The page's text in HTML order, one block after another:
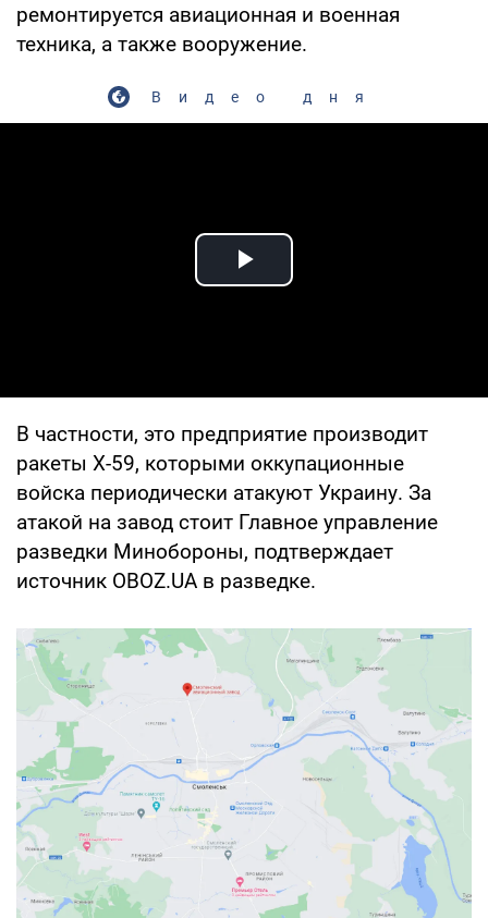
ремонтируется авиационная и военная
техника, а также вооружение.
Видео дня
Play Video
В частности, это предприятие производит
ракеты Х-59, которыми оккупационные
войска периодически атакуют Украину. За
атакой на завод стоит Главное управление
разведки Минобороны, подтверждает
источник OBOZ.UA в разведке.